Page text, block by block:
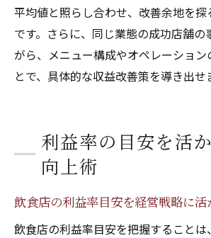
平均値と照らし合わせ、改善余地を探
です。さらに、同じ業態の成功店舗の
がら、メニュー構成やオペレーション
とで、具体的な収益改善策を導き出せ
利益率の目安を活
向上術
飲食店の利益率目安を経営戦略に活
飲食店の利益率目安を把握すること